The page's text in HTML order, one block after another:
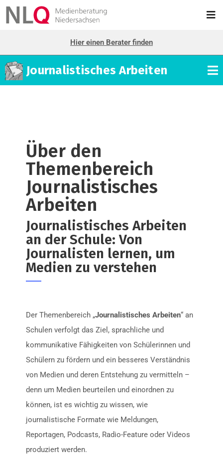
Hier einen Berater finden
Journalistisches Arbeiten
Über den
Themenbereich
Journalistisches
Arbeiten
Journalistisches Arbeiten
an der Schule: Von
Journalisten lernen, um
Medien zu verstehen
Der Themenbereich „Journalistisches Arbeiten“ an
Schulen verfolgt das Ziel, sprachliche und
kommunikative Fähigkeiten von Schülerinnen und
Schülern zu fördern und ein besseres Verständnis
von Medien und deren Entstehung zu vermitteln –
denn um Medien beurteilen und einordnen zu
können, ist es wichtig zu wissen, wie
journalistische Formate wie Meldungen,
Reportagen, Podcasts, Radio-Feature oder Videos
produziert werden.